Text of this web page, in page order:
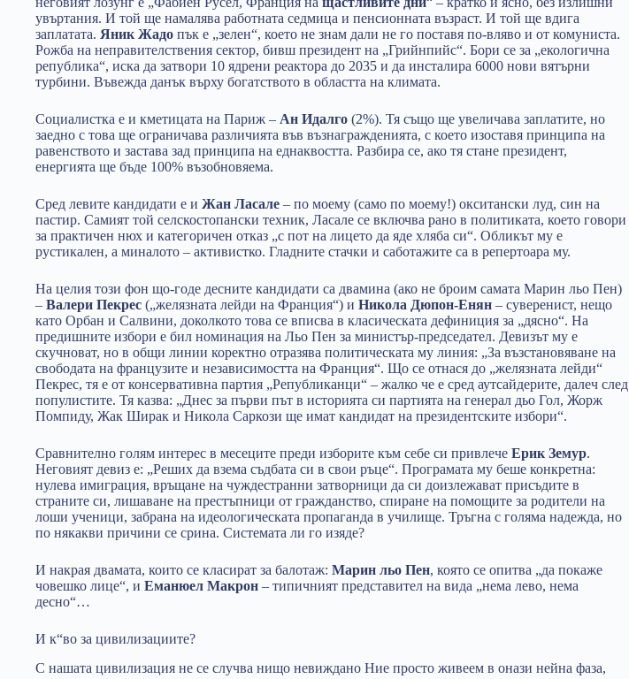
увъртания. И той ще намалява работната седмица и пенсионната възраст. И той ще вдига
заплатата. Яник Жадо пък е „зелен“, което не знам дали не го поставя по-вляво и от комуниста.
Рожба на неправителствения сектор, бивш президент на „Грийнпийс“. Бори се за „екологична
република“, иска да затвори 10 ядрени реактора до 2035 и да инсталира 6000 нови вятърни
турбини. Въвежда данък върху богатството в областта на климата.
Социалистка е и кметицата на Париж – Ан Идалго (2%). Тя също ще увеличава заплатите, но
заедно с това ще ограничава различията във възнагражденията, с което изоставя принципа на
равенството и застава зад принципа на еднаквостта. Разбира се, ако тя стане президент,
енергията ще бъде 100% възобновяема.
Сред левите кандидати е и Жан Ласале – по моему (само по моему!) окситански луд, син на
пастир. Самият той селскостопански техник, Ласале се включва рано в политиката, което говори
за практичен нюх и категоричен отказ „с пот на лицето да яде хляба си“. Обликът му е
рустикален, а миналото – активистко. Гладните стачки и саботажите са в репертоара му.
На целия този фон що-годе десните кандидати са двамина (ако не броим самата Марин льо Пен)
– Валери Пекрес („желязната лейди на Франция“) и Никола Дюпон-Енян – суверенист, нещо
като Орбан и Салвини, доколкото това се вписва в класическата дефиниция за „дясно“. На
предишните избори е бил номинация на Льо Пен за министър-председател. Девизът му е
скучноват, но в общи линии коректно отразява политическата му линия: „За възстановяване на
свободата на французите и независимостта на Франция“. Що се отнася до „желязната лейди“
Пекрес, тя е от консервативна партия „Републиканци“ – жалко че е сред аутсайдерите, далеч след
популистите. Тя казва: „Днес за първи път в историята си партията на генерал дьо Гол, Жорж
Помпиду, Жак Ширак и Никола Саркози ще имат кандидат на президентските избори“.
Сравнително голям интерес в месеците преди изборите към себе си привлече Ерик Земур.
Неговият девиз е: „Реших да взема съдбата си в свои ръце“. Програмата му беше конкретна:
нулева имиграция, връщане на чуждестранни затворници да си доизлежават присъдите в
страните си, лишаване на престъпници от гражданство, спиране на помощите за родители на
лоши ученици, забрана на идеологическата пропаганда в училище. Тръгна с голяма надежда, но
по някакви причини се срина. Системата ли го изяде?
И накрая двамата, които се класират за балотаж: Марин льо Пен, която се опитва „да покаже
човешко лице“, и Еманюел Макрон – типичният представител на вида „нема лево, нема
десно“…
И к“во за цивилизациите?
С нашата цивилизация не се случва нищо невиждано Ние просто живеем в онази нейна фаза,